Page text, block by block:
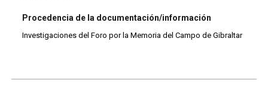
Procedencia de la documentación/información
Investigaciones del Foro por la Memoria del Campo de Gibraltar